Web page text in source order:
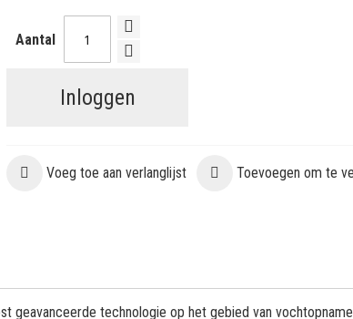
Aantal
Inloggen
Voeg toe aan verlanglijst Toevoegen om te
geavanceerde technologie op het gebied van